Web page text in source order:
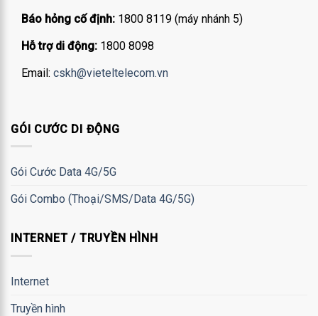
Báo hỏng cố định: 1800 8119 (máy nhánh 5)
Hỗ trợ di động: 1800 8098
Email: cskh@vieteltelecom.vn
GÓI CƯỚC DI ĐỘNG
Gói Cước Data 4G/5G
Gói Combo (Thoại/SMS/Data 4G/5G)
INTERNET / TRUYỀN HÌNH
Internet
Truyền hình